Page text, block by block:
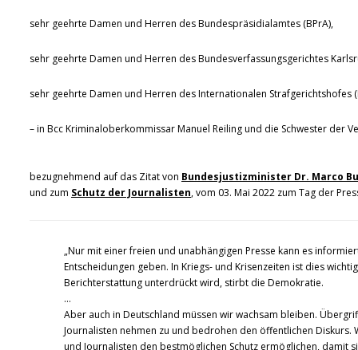
sehr geehrte Damen und Herren des Bundespräsidialamtes (BPrA),
sehr geehrte Damen und Herren des Bundesverfassungsgerichtes
sehr geehrte Damen und Herren des Internationalen Strafgerichtshofes
– in Bcc Kriminaloberkommissar Manuel Reiling und die Schwester der
bezugnehmend auf das Zitat von Bundesjustizminister Dr. Marco
und zum Schutz der Journalisten, vom 03. Mai 2022 zum Tag der
„Nur mit einer freien und unabhängigen Presse kann es
Entscheidungen geben. In Kriegs- und Krisenzeiten ist dies
Berichterstattung unterdrückt wird, stirbt die Demokratie.
…
Aber auch in Deutschland müssen wir wachsam bleiben.
Journalisten nehmen zu und bedrohen den öffentlichen Diskurs.
und Journalisten den bestmöglichen Schutz ermöglichen, damit